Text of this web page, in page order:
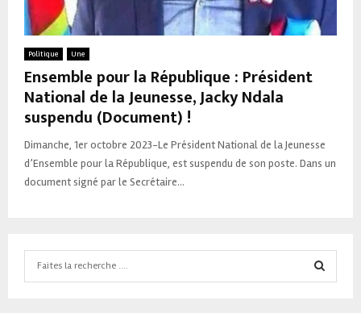
Politique Une
Ensemble pour la République : Président
National de la Jeunesse, Jacky Ndala
suspendu (Document) !
Dimanche, 1er octobre 2023-Le Président National de la Jeunesse
d’Ensemble pour la République, est suspendu de son poste. Dans un
document signé par le Secrétaire...